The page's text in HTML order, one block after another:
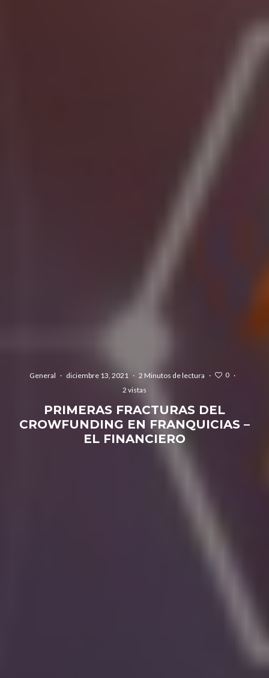
General · diciembre 13, 2021 · 2 Minutos de lectura · 0 ·
2 vistas
PRIMERAS FRACTURAS DEL
CROWFUNDING EN FRANQUICIAS –
EL FINANCIERO